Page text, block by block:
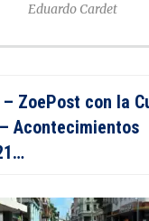
Eduardo Cardet
ZoePost con la
Acontecimientos